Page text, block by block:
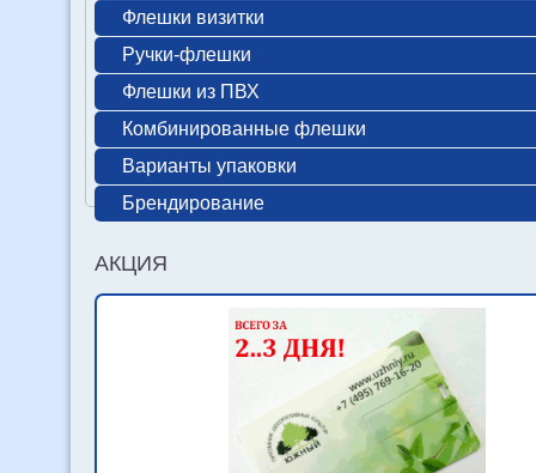
Флешки визитки
Ручки-флешки
Флешки из ПВХ
Комбинированные флешки
Варианты упаковки
Брендирование
АКЦИЯ